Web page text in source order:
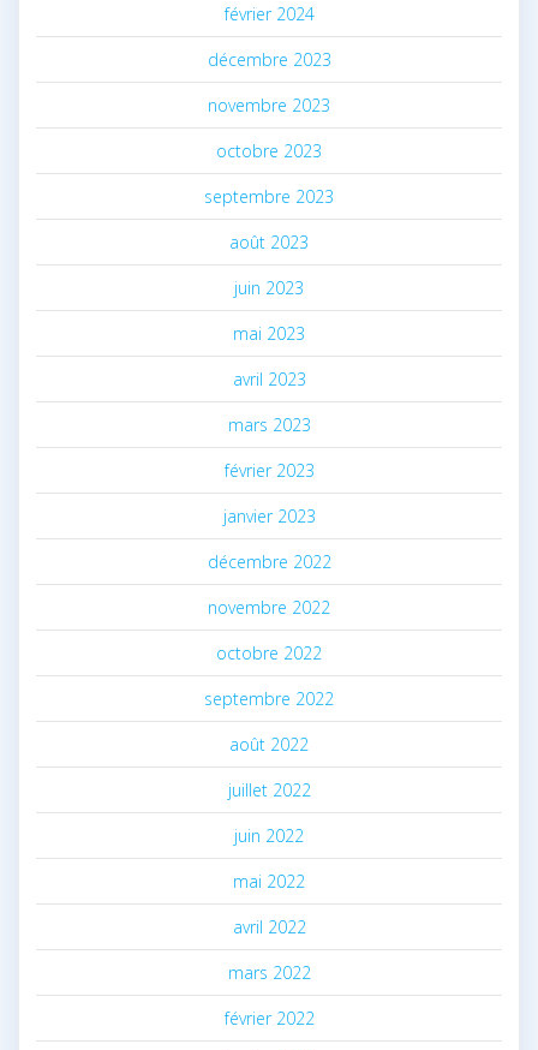
février 2024
décembre 2023
novembre 2023
octobre 2023
septembre 2023
août 2023
juin 2023
mai 2023
avril 2023
mars 2023
février 2023
janvier 2023
décembre 2022
novembre 2022
octobre 2022
septembre 2022
août 2022
juillet 2022
juin 2022
mai 2022
avril 2022
mars 2022
février 2022